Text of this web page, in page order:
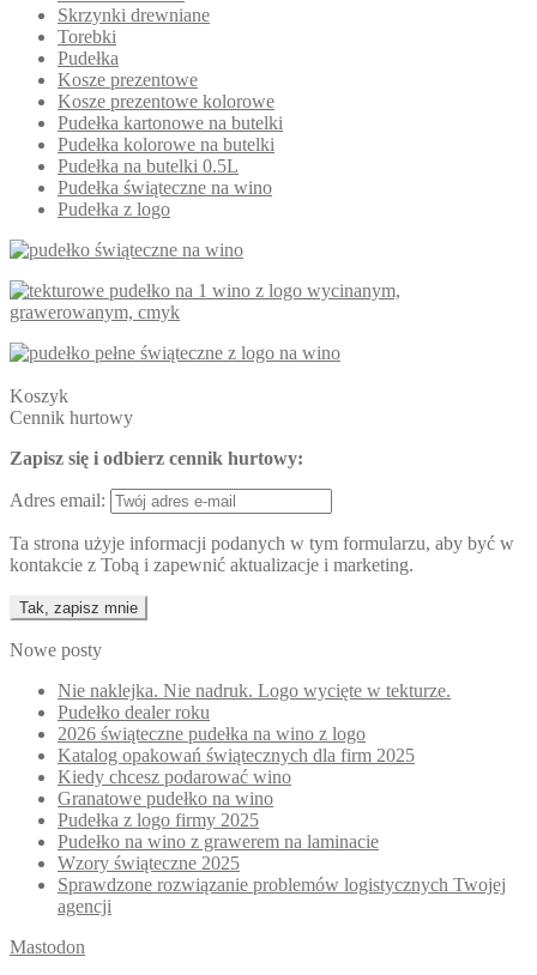
Skrzynki drewniane
Torebki
Pudełka
Kosze prezentowe
Kosze prezentowe kolorowe
Pudełka kartonowe na butelki
Pudełka kolorowe na butelki
Pudełka na butelki 0.5L
Pudełka świąteczne na wino
Pudełka z logo
Koszyk
Cennik hurtowy
Zapisz się i odbierz cennik hurtowy:
Adres email:
Ta strona użyje informacji podanych w tym formularzu, aby być w
kontakcie z Tobą i zapewnić aktualizacje i marketing.
Nowe posty
Nie naklejka. Nie nadruk. Logo wycięte w tekturze.
Pudełko dealer roku
2026 świąteczne pudełka na wino z logo
Katalog opakowań świątecznych dla firm 2025
Kiedy chcesz podarować wino
Granatowe pudełko na wino
Pudełka z logo firmy 2025
Pudełko na wino z grawerem na laminacie
Wzory świąteczne 2025
Sprawdzone rozwiązanie problemów logistycznych Twojej
agencji
Mastodon